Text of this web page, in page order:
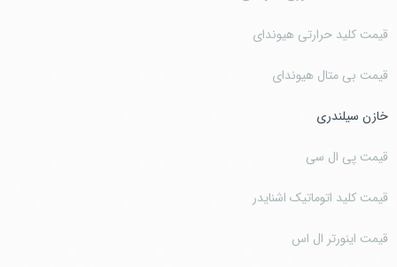
قیمت کلید حرارتی هیوندای
قیمت بی متال هیوندای
خازن سیلندری
قیمت پی ال سی
قیمت کلید اتوماتیک اشنایدر
قیمت اینورتر ال اس